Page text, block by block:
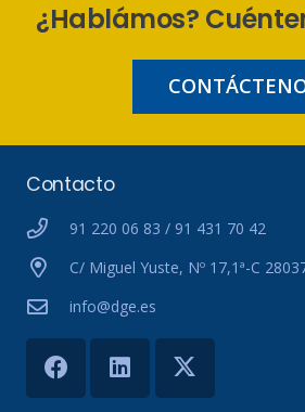
¿Hablámos?
Contacto
91 220 06 83 / 91 431 70 42
C/ Miguel Yuste, Nº 17,1ª-C
info@dge.es